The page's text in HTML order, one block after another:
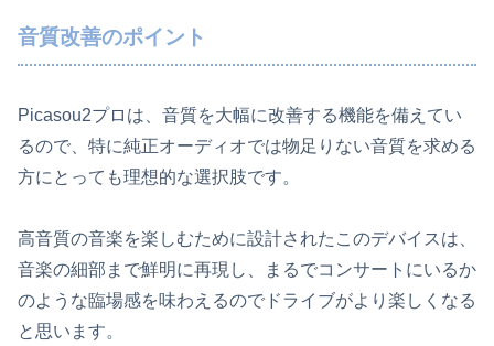
音質改善のポイント
Picasou2プロは、音質を大幅に改善する機能を備えてい
るので、特に純正オーディオでは物足りない音質を求める
方にとっても理想的な選択肢です。
高音質の音楽を楽しむために設計されたこのデバイスは、
音楽の細部まで鮮明に再現し、まるでコンサートにいるか
のような臨場感を味わえるのでドライブがより楽しくなる
と思います。